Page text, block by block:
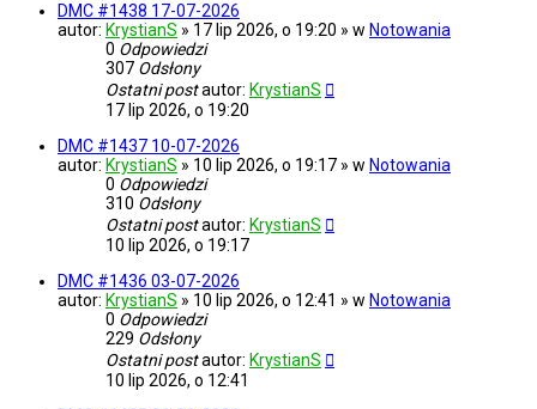
DMC #1438 17-07-2026
autor: KrystianS » 17 lip 2026, o 19:20 » w Notowania
0 Odpowiedzi
307 Odsłony
Ostatni postautor: KrystianS
17 lip 2026, o 19:20
DMC #1437 10-07-2026
autor: KrystianS » 10 lip 2026, o 19:17 » w Notowania
0 Odpowiedzi
310 Odsłony
Ostatni postautor: KrystianS
10 lip 2026, o 19:17
DMC #1436 03-07-2026
autor: KrystianS » 10 lip 2026, o 12:41 » w Notowania
0 Odpowiedzi
229 Odsłony
Ostatni postautor: KrystianS
10 lip 2026, o 12:41